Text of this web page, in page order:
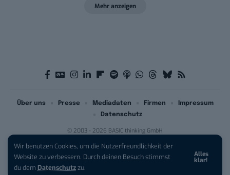
Wir benutzen Cookies, um die Nutzerfreundlichkeit der
Website zu verbessern. Durch deinen Besuch stimmst
du dem Datenschutzzu.
Alles
klar!
Mehr anzeigen
© 2003 - 2026 BASIC thinking GmbH
Über uns Presse Mediadaten Firmen
Impressum
Datenschutz
iPhone 17 Pro sichern:Für 1 € +
200 € Hardware-Bonus!